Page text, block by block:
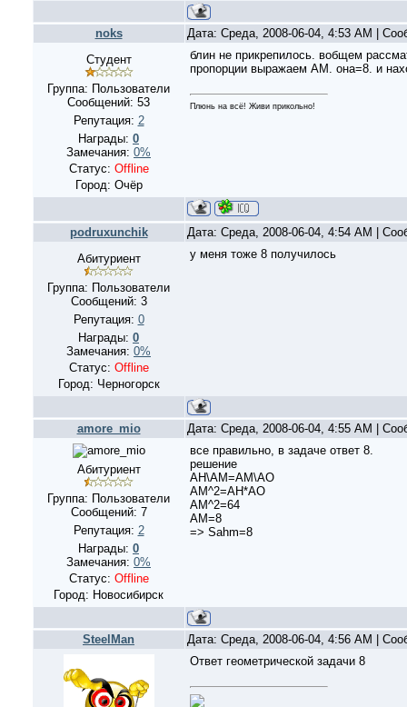
noks
Дата: Среда, 2008-06-04, 4:53 AM |
Студент
Группа: Пользователи
Сообщений: 53
Репутация: 2
Награды: 0
Замечания: 0%
Статус: Offline
Город: Очёр
блин не прикрепилось. вобщем
пропорции выражаем АМ. она=8. и
Плюнь на всё! Живи прикольно!
podruxunchik
Дата: Среда, 2008-06-04, 4:54 AM |
Абитуриент
Группа: Пользователи
Сообщений: 3
Репутация: 0
Награды: 0
Замечания: 0%
Статус: Offline
Город: Черногорск
у меня тоже 8 получилось
amore_mio Дата: Среда, 2008-06-04, 4:55 AM |
Абитуриент
Группа: Пользователи
Сообщений: 7
Репутация: 2
Награды: 0
Замечания: 0%
Статус: Offline
Город: Новосибирск
все правильно, в задаче ответ 8.
решение
АН\АМ=АМ\АО
АМ^2=AH*AO
AM^2=64
AM=8
=> Sahm=8
SteelMan Дата: Среда, 2008-06-04, 4:56 AM |
Ответ геометрической задачи 8